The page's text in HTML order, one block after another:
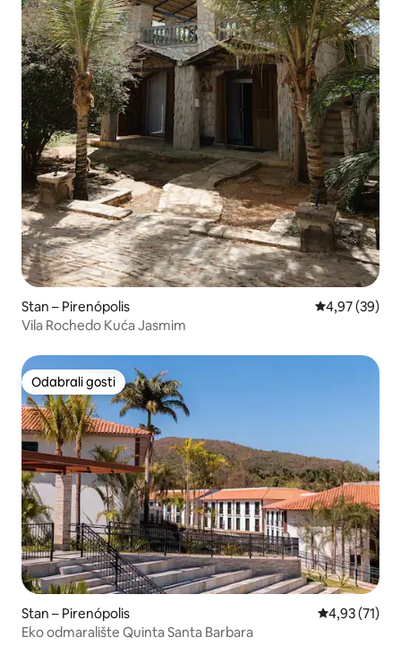
Stan – Pirenópolis Prosječna
4,97 (39)
Vila Rochedo Kuća Jasmim
Odabrali gosti
Odabrali gosti
Stan – Pirenópolis Prosječna
4,93 (71)
Eko odmaralište Quinta Santa Barbara